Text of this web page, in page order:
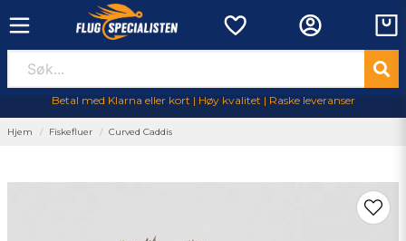
Betal med Klarna eller kort | Høy kvalitet | Raske leveranser
Hjem Fiskefluer Curved Caddis